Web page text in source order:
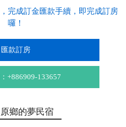
完成訂金匯款手續，即完成訂房
囉！
匯款訂房
+886909-133657
鄉的夢民宿